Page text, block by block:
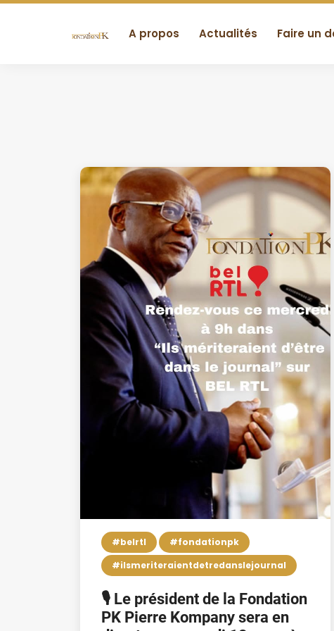
A propos Actualités Faire un
#belrtl
#fondationpk
#ilsmeriteraientdetredanslejournal
🎙️ Le président de la Fondation
PK Pierre Kompany sera en